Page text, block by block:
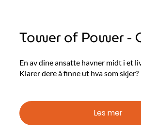
Tower of Power -
En av dine ansatte havner midt i et
Klarer dere å finne ut hva som skjer?
Les mer